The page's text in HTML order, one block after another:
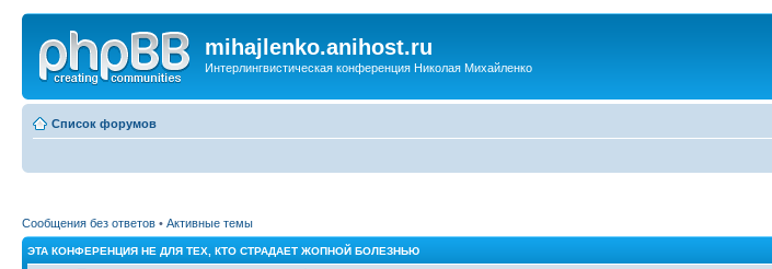
mihajlenko.anihost.ru
Интерлингвистическая конференция Николая Михайленко
Список форумов
Сообщения без ответов • Активные темы
ЭТА КОНФЕРЕНЦИЯ НЕ ДЛЯ ТЕХ, КТО СТРАДАЕТ ЖОПНОЙ БОЛЕЗНЬЮ